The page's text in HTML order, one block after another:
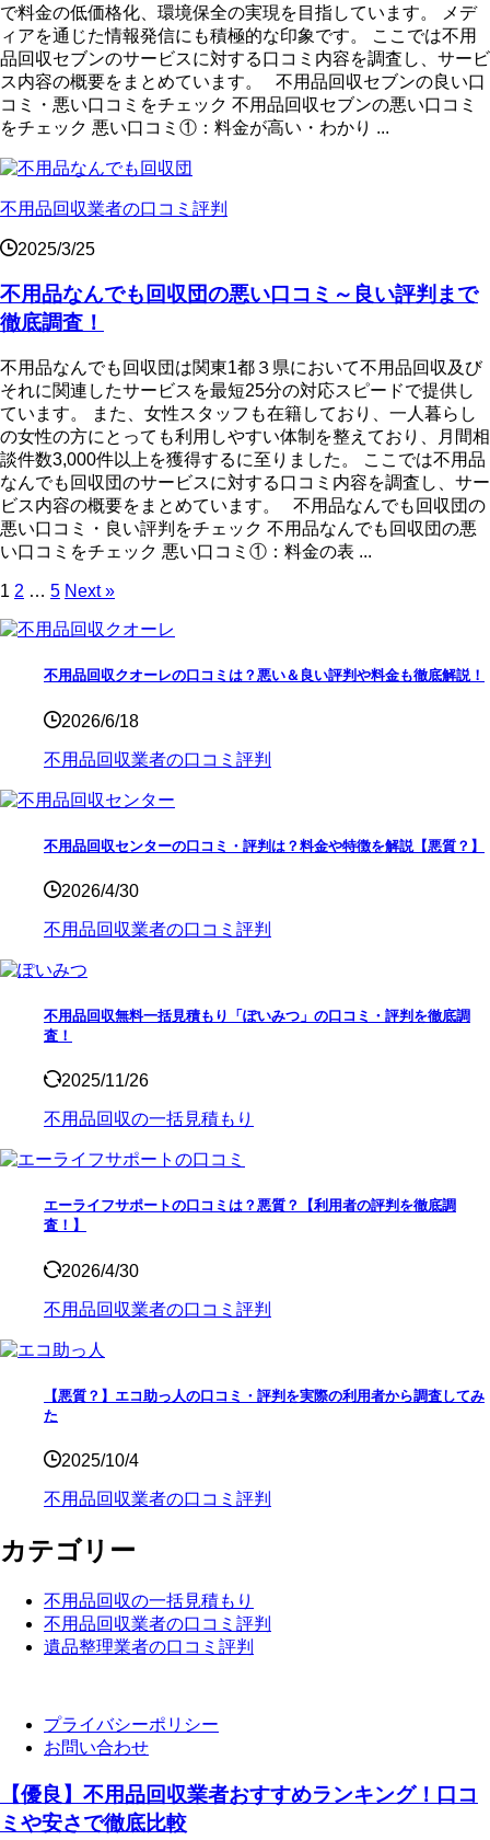
で料金の低価格化、環境保全の実現を目指しています。 メデ
ィアを通じた情報発信にも積極的な印象です。 ここでは不用
品回収セブンのサービスに対する口コミ内容を調査し、サービ
ス内容の概要をまとめています。 不用品回収セブンの良い口
コミ・悪い口コミをチェック 不用品回収セブンの悪い口コミ
をチェック 悪い口コミ①：料金が高い・わかり ...
不用品回収業者の口コミ評判
2025/3/25
不用品なんでも回収団の悪い口コミ～良い評判まで
徹底調査！
不用品なんでも回収団は関東1都３県において不用品回収及び
それに関連したサービスを最短25分の対応スピードで提供し
ています。 また、女性スタッフも在籍しており、一人暮らし
の女性の方にとっても利用しやすい体制を整えており、月間相
談件数3,000件以上を獲得するに至りました。 ここでは不用品
なんでも回収団のサービスに対する口コミ内容を調査し、サー
ビス内容の概要をまとめています。 不用品なんでも回収団の
悪い口コミ・良い評判をチェック 不用品なんでも回収団の悪
い口コミをチェック 悪い口コミ①：料金の表 ...
1 2 … 5 Next »
不用品回収クオーレの口コミは？悪い＆良い評判や料金も徹底解説！
2026/6/18
不用品回収業者の口コミ評判
不用品回収センターの口コミ・評判は？料金や特徴を解説【悪質？】
2026/4/30
不用品回収業者の口コミ評判
不用品回収無料一括見積もり「ぽいみつ」の口コミ・評判を徹底調
査！
2025/11/26
不用品回収の一括見積もり
エーライフサポートの口コミは？悪質？【利用者の評判を徹底調
査！】
2026/4/30
不用品回収業者の口コミ評判
【悪質？】エコ助っ人の口コミ・評判を実際の利用者から調査してみ
た
2025/10/4
不用品回収業者の口コミ評判
カテゴリー
不用品回収の一括見積もり
不用品回収業者の口コミ評判
遺品整理業者の口コミ評判
プライバシーポリシー
お問い合わせ
【優良】不用品回収業者おすすめランキング！口コ
ミや安さで徹底比較